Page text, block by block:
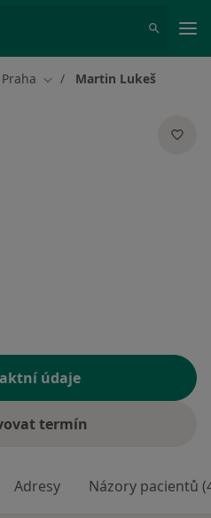
Praha Změna města
Martin Lukeš
údaje
termín
Adresy Názory pacientů